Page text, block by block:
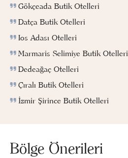
Gökçeada Butik Otelleri
Datça Butik Otelleri
Ios Adası Otelleri
Marmaris Selimiye Butik Otelleri
Dedeağaç Otelleri
Çıralı Butik Otelleri
İzmir Şirince Butik Otelleri
Bölge Önerileri